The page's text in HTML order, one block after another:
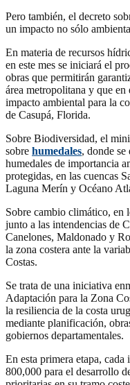
Pero también, el decreto
un impacto no sólo
En materia de recursos
en este mes se iniciará el
obras que permitirán
área metropolitana y que en
impacto ambiental para la
de Casupá, Florida.
Sobre Biodiversidad, el
sobre humedales, donde se
humedales de importancia
protegidas, en las cuencas
Laguna Merín y Océano
Sobre cambio climático, en
junto a las intendencias de
Canelones, Maldonado y
la zona costera ante la
Costas.
Se trata de una iniciativa
Adaptación para la Zona
la resiliencia de la costa
mediante planificación,
gobiernos departamentales.
En esta primera etapa,
800,000 para el desarrollo